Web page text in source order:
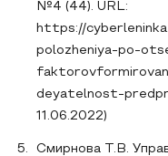
№4 (44). URL:
https://
polozheniya-po-
deyatelnost-
11.06.2022)
Смирнова Т.В.